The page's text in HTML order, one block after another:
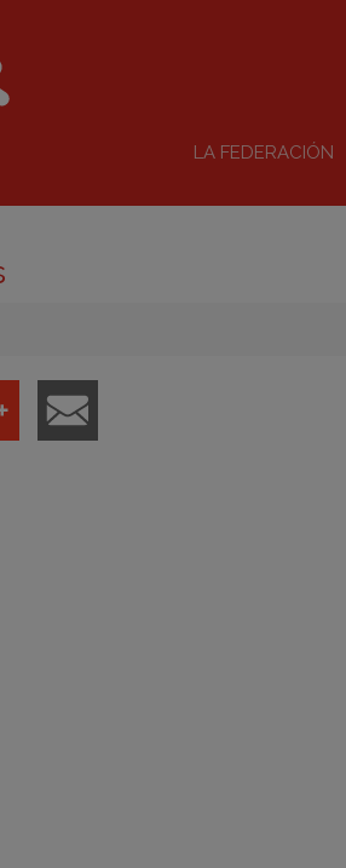
LA FEDERACIÓN